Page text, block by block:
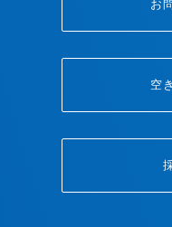
お
空